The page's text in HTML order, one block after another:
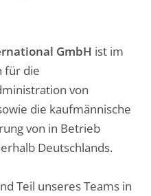
GmbH ist im
für die
von
die kaufmännische
von in Betrieb
Deutschlands.
Teil unseres Teams in